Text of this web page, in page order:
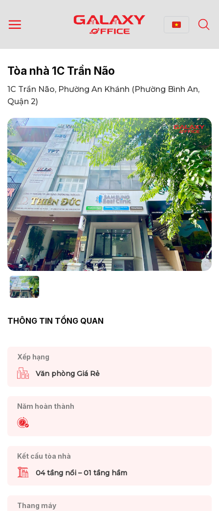
qua
nội
Tòa nhà 1C Trần Não
1C Trần Não, Phường An Khánh (Phường Bình An,
Quận 2)
THÔNG TIN TỔNG QUAN
Xếp hạng
Văn phòng Giá Rẻ
Năm hoàn thành
Kết cấu tòa nhà
04 tầng nổi – 01 tầng hầm
Thang máy